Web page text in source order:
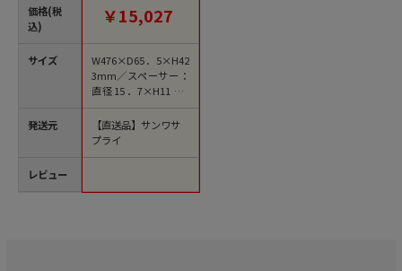
価格(税
込)
サイズ
発送元
レビュー
￥15,027
W476×D65．5×H42
3mm／スペーサー：
直径15．7×H11．8
mm
【直送品】サンワサ
プライ